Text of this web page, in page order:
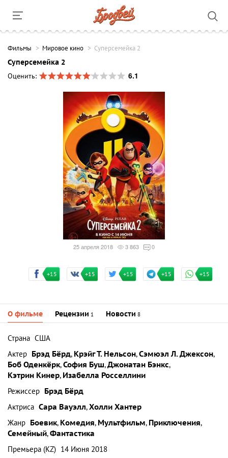
Фильмы Мировое кино Суперсемейка 2
Суперсемейка 2
Оценить:
6.1
25 апреля 2018 3 863 0
+15 +15 +15 +15 +15
О фильме Рецензии 1 Новости 8
Страна США
Актер Брэд Бёрд, Крэйг Т. Нельсон,Сэмюэл Л. Джексон,
Боб Оденкёрк,София Буш,Джонатан Бэнкс,
Кэтрин Кинер, Изабелла Росселлини
Режиссер Брэд Бёрд
Актриса Сара Вауэлл,Холли Хантер
Жанр Боевик, Комедия, Мультфильм, Приключения,
Семейный,Фантастика
Премьера (KZ) 14 Июня 2018